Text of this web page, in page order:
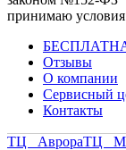
принимаю условия
Отзывы
О компании
Сервисный
Контакты
ТЦ АврораТЦ